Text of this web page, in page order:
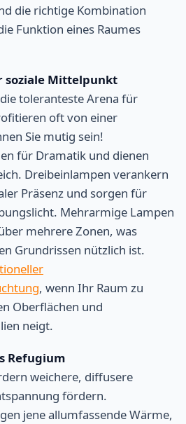
die richtige Kombination
Funktion eines Raumes
soziale Mittelpunkt
toleranteste Arena für
oft von einer
Sie mutig sein!
für Dramatik und dienen
Dreibeinlampen verankern
Präsenz und sorgen für
Mehrarmige Lampen
mehrere Zonen, was
Grundrissen nützlich ist.
, wenn Ihr Raum zu
Oberflächen und
neigt.
Refugium
weichere, diffusere
fördern.
jene allumfassende Wärme,